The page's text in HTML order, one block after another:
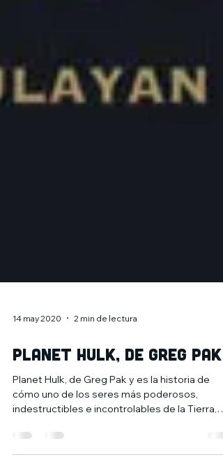
14 may 2020 2 min de lectura
Planet Hulk, de Greg Pak
Planet Hulk, de Greg Pak y es la historia de